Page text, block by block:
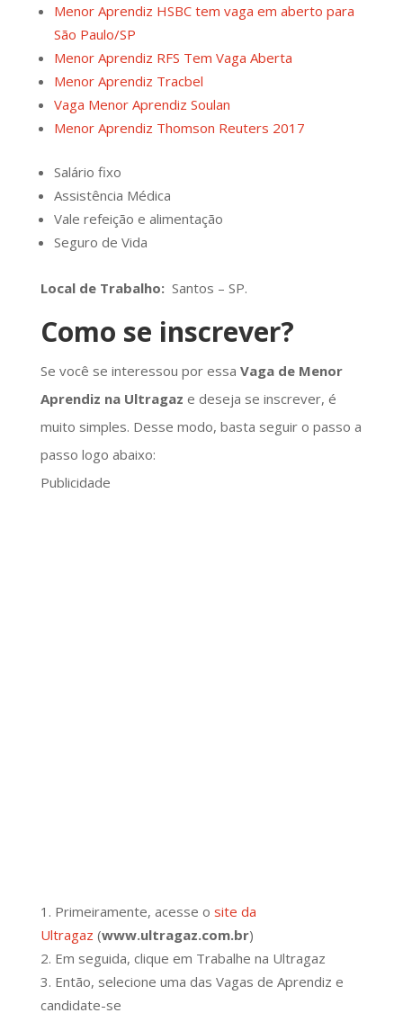
Menor Aprendiz HSBC tem vaga em aberto para
São Paulo/SP
Menor Aprendiz RFS Tem Vaga Aberta
Menor Aprendiz Tracbel
Vaga Menor Aprendiz Soulan
Menor Aprendiz Thomson Reuters 2017
Salário fixo
Assistência Médica
Vale refeição e alimentação
Seguro de Vida
Local de Trabalho:Santos – SP.
Como se inscrever?
Se você se interessou por essa Vaga de Menor
Aprendiz na Ultragaz e deseja se inscrever, é
muito simples. Desse modo, basta seguir o passo a
passo logo abaixo:
Publicidade
Primeiramente, acesse o site da
Ultragaz (www.ultragaz.com.br)
Em seguida, clique em Trabalhe na Ultragaz
Então, selecione uma das Vagas de Aprendiz e
candidate-se